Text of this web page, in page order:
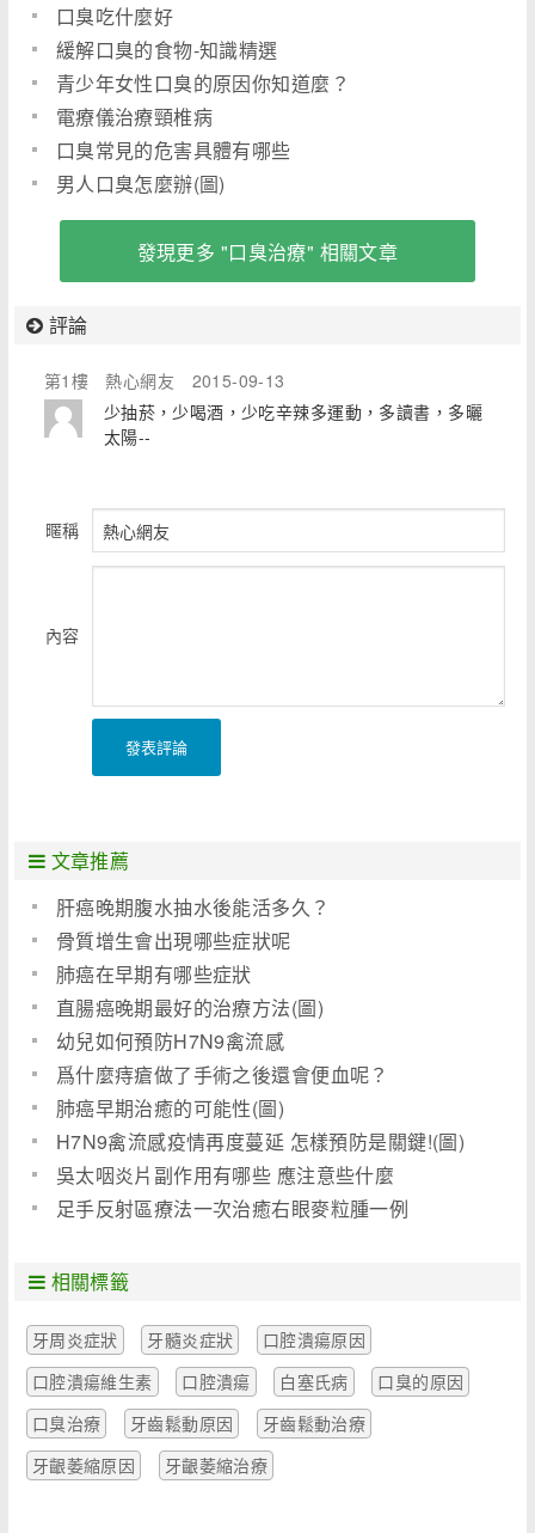
口臭吃什麼好
緩解口臭的食物-知識精選
青少年女性口臭的原因你知道麼？
電療儀治療頸椎病
口臭常見的危害具體有哪些
男人口臭怎麼辦(圖)
發現更多 "口臭治療" 相關文章
評論
第1樓 熱心網友
2015-09-13
少抽菸，少喝酒，少吃辛辣多運動，多讀書，多曬
太陽--
暱稱
內容
發表評論
文章推薦
肝癌晚期腹水抽水後能活多久？
骨質增生會出現哪些症狀呢
肺癌在早期有哪些症狀
直腸癌晚期最好的治療方法(圖)
幼兒如何預防H7N9禽流感
爲什麼痔瘡做了手術之後還會便血呢？
肺癌早期治癒的可能性(圖)
H7N9禽流感疫情再度蔓延 怎樣預防是關鍵!(圖)
吳太咽炎片副作用有哪些 應注意些什麼
足手反射區療法一次治癒右眼麥粒腫一例
相關標籤
牙周炎症狀 牙髓炎症狀
口腔潰瘍原因
口腔潰瘍維生素
口腔潰瘍 白塞氏病
口臭的原因
口臭治療
牙齒鬆動原因
牙齒鬆動治療
牙齦萎縮原因
牙齦萎縮治療